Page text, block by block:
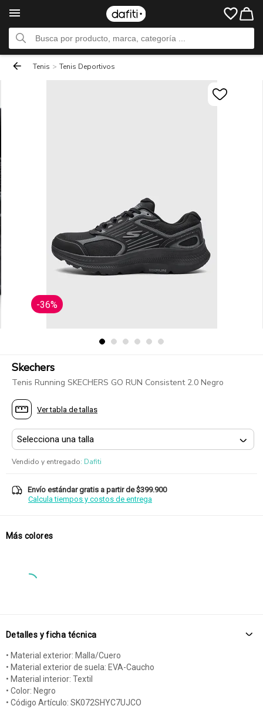
Tenis > Tenis Deportivos
-36%
Skechers
Tenis Running SKECHERS GO RUN Consistent 2.0 Negro
Ver tabla de tallas
Vendido y entregado: Dafiti
Envío estándar gratis a partir de $399.900
Calcula tiempos y costos de entrega
Más colores
Detalles y ficha técnica
• Material exterior: Malla/Cuero
• Material exterior de suela: EVA-Caucho
• Material interior: Textil
• Color: Negro
• Código Artículo: SK072SHYC7UJCO